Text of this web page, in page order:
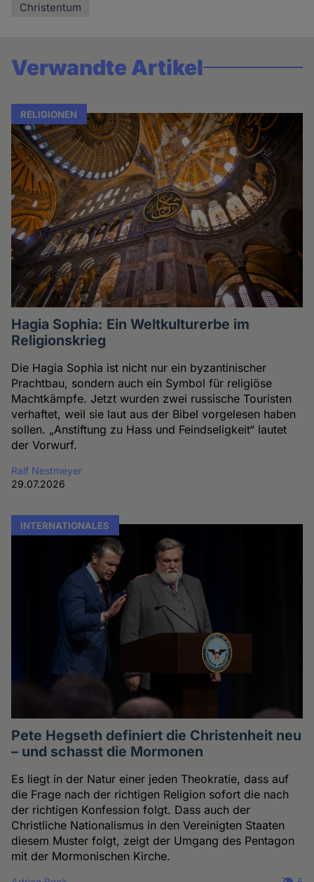
Christentum
Verwandte Artikel
RELIGIONEN
Hagia Sophia: Ein Weltkulturerbe im
Religionskrieg
Die Hagia Sophia ist nicht nur ein byzantinischer
Prachtbau, sondern auch ein Symbol für religiöse
Machtkämpfe. Jetzt wurden zwei russische Touristen
verhaftet, weil sie laut aus der Bibel vorgelesen haben
sollen. „Anstiftung zu Hass und Feindseligkeit“ lautet
der Vorwurf.
Ralf Nestmeyer
29.07.2026
INTERNATIONALES
Pete Hegseth definiert die Christenheit neu
– und schasst die Mormonen
Es liegt in der Natur einer jeden Theokratie, dass auf
die Frage nach der richtigen Religion sofort die nach
der richtigen Konfession folgt. Dass auch der
Christliche Nationalismus in den Vereinigten Staaten
diesem Muster folgt, zeigt der Umgang des Pentagon
mit der Mormonischen Kirche.